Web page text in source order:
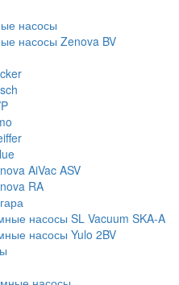
насосы
насосы Zenova BV
AiVac ASV
RA
насосы SL Vacuum SKA-A
насосы Yulo 2BV